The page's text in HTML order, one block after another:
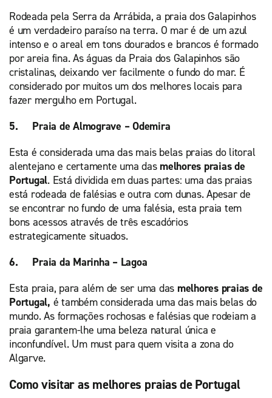
Rodeada pela Serra da Arrábida, a praia dos Galapinhos
é um verdadeiro paraíso na terra. O mar é de um azul
intenso e o areal em tons dourados e brancos é formado
por areia fina. As águas da Praia dos Galapinhos são
cristalinas, deixando ver facilmente o fundo do mar. É
considerado por muitos um dos melhores locais para
fazer mergulho em Portugal.
5. Praia de Almograve – Odemira
Esta é considerada uma das mais belas praias do litoral
alentejano e certamente uma das melhores praias de
Portugal. Está dividida em duas partes: uma das praias
está rodeada de falésias e outra com dunas. Apesar de
se encontrar no fundo de uma falésia, esta praia tem
bons acessos através de três escadórios
estrategicamente situados.
6. Praia da Marinha – Lagoa
Esta praia, para além de ser uma das melhores praias de
Portugal, é também considerada uma das mais belas do
mundo. As formações rochosas e falésias que rodeiam a
praia garantem-lhe uma beleza natural única e
inconfundível. Um must para quem visita a zona do
Algarve.
Como visitar as melhores praias de Portugal